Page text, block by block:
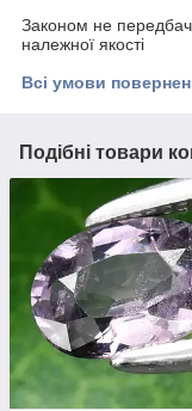
Законом не
належної якості
Всі умови
Подібні товари